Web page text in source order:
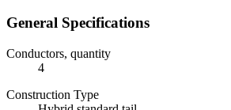
General Specifications
Conductors, quantity
4
Construction Type